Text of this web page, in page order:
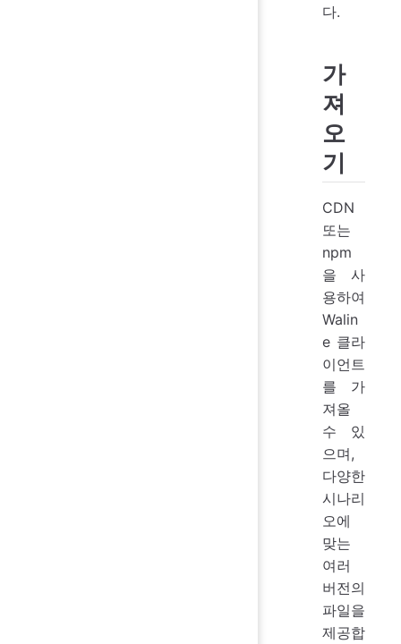
다.
가
져
오
기
CDN
또는
npm
을 사
용하여
Walin
e 클라
이언트
를 가
져올
수 있
으며,
다양한
시나리
오에
맞는
여러
버전의
파일을
제공합